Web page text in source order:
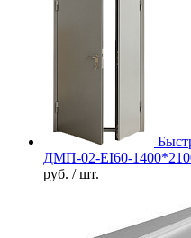
ДМП-02-EI60-
руб. / шт.